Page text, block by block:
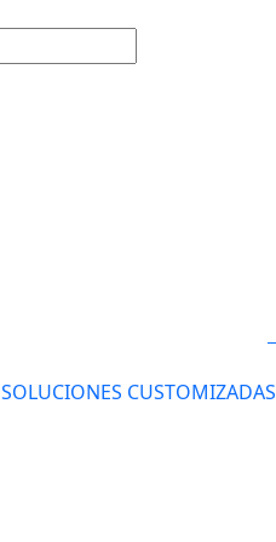
SOLUCIONES CUSTOMIZADAS